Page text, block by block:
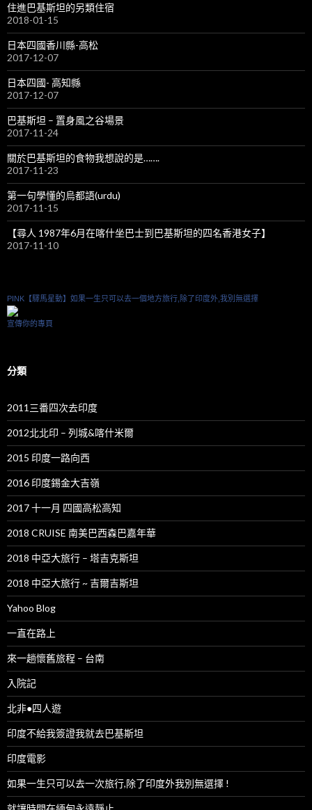
住進巴基斯坦的另類住宿
2018-01-15
日本四國香川縣-高松
2017-12-07
日本四國- 高知縣
2017-12-07
巴基斯坦 – 置身風之谷場景
2017-11-24
關於巴基斯坦的食物我想說的是…….
2017-11-23
第一句學懂的烏都語(urdu)
2017-11-15
【尋人 1987年6月在喀什坐巴士到巴基斯坦的四名香港女子】
2017-11-10
PINK【驛馬星動】如果一生只可以去一個地方旅行,除了印度外,我別無選擇
宣傳你的專頁
分類
2011三番四次去印度
2012北北印 – 列城&喀什米爾
2015 印度一路向西
2016 印度錫金大吉嶺
2017 十一月 四國高松高知
2018 CRUISE 南美巴西森巴嘉年華
2018 中亞大旅行 – 塔吉克斯坦
2018 中亞大旅行 ~ 吉爾吉斯坦
Yahoo Blog
一直在路上
來一趟懷舊旅程 – 台南
入院記
北非●四人遊
印度不給我簽證我就去巴基斯坦
印度電影
如果一生只可以去一次旅行,除了印度外我別無選擇 !